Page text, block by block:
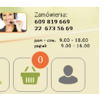
0